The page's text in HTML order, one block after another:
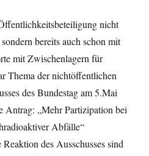
nicht
bereits auch schon mit
mit Zwischenlagern für
Thema der nichtöffentlichen
des Bundestag am 5.Mai
Antrag: „Mehr Partizipation bei
Abfälle“
des Ausschusses sind